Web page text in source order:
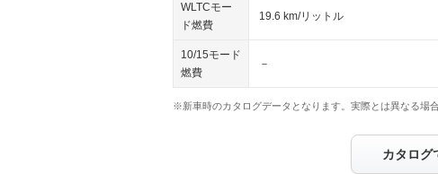
WLTCモー
ド燃費
19.6 km/リットル
10/15モード
燃費
－
※新車時のカタログデータとなります。実際とは異なる場
カタログ